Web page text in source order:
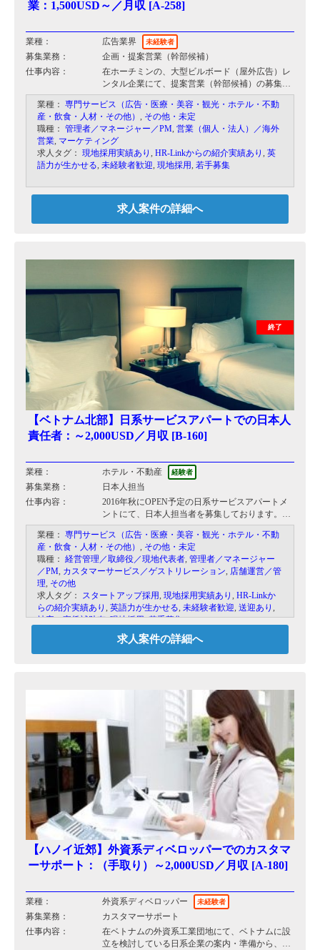
す。
今後は高校との提携や、インターンシップ事業
将来的なマレーシア勤務の希望があれば、ぜひ
ご相談ください。
業：1,500USD～／月収 [A-258]
業種： 広告業界 未経験者
募集業務：
企画・提案営業（幹部候補）
仕事内容：
在ホーチミンの、大型ビルボード（屋外広告）レ
ンタル企業にて、提案営業（幹部候補）の募集で
す。
ベトナム国内に進出中の日系企業様及び外資系企
業様向けの各種広告媒体に関する企画提案営業及
び幹部社員候補を求めております。
【お任せする業務】
■大手日系企業への新規営業
■ベトナム人スタッフのマネジメント
■労務管理
業種： 専門サービス（広告・医療・美容・観光・ホテル・不動
産・飲食・人材・その他）
その他・未定
職種： 管理者／マネージャー／PM 営業（個人・法人）／海外
営業 マーケティング
求人タグ： 現地採用実績あり HR-Linkからの紹介実績あり
英
語力が生かせる 未経験者歓迎 現地採用 若手募集
求人案件の詳細へ
終了
【ベトナム北部】日系サービスアパートでの日本人
責任者：～2,000USD／月収 [B-160]
業種： ホテル・不動産 経験者
募集業務：
日本人担当
仕事内容：
2016年秋にOPEN予定の日系サービスアパートメ
ントにて、日本人担当者を募集しております。
開設に伴う準備からOPEN後は日本人顧客の対応
をメインに、ホテル内のベトナム人管理、外注の
選定及び管理を行っていただきます。（入居者の
９０％が日本人）
日本的なホスピタリティをもって業務に取り組ん
業種： 専門サービス（広告・医療・美容・観光・ホテル・不動
産・飲食・人材・その他） , その他・未定
職種： 経営管理／取締役／現地代表者, 管理者／マネージャー
／PM, カスタマーサービス／ゲストリレーション, 店舗運営／管
理, その他
求人タグ： スタートアップ採用, 現地採用実績あり , HR-Linkか
らの紹介実績あり , 英語力が生かせる, 未経験者歓迎, 送迎あり ,
社宅、家賃補助有,現地採用,若手募集
求人案件の詳細へ
【ハノイ近郊】外資系ディベロッパーでのカスタマ
ーサポート：（手取り）～2,000USD／月収 [A-180]
業種： 外資系ディベロッパー 未経験者
募集業務：
カスタマーサポート
仕事内容：
在ベトナムの外資系工業団地にて、ベトナムに設
立を検討している日系企業の案内・準備から、入